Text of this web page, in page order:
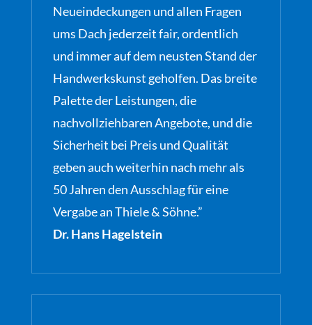
Neueindeckungen und allen Fragen
ums Dach jederzeit fair, ordentlich
und immer auf dem neusten Stand der
Handwerkskunst geholfen. Das breite
Palette der Leistungen, die
nachvollziehbaren Angebote, und die
Sicherheit bei Preis und Qualität
geben auch weiterhin nach mehr als
50 Jahren den Ausschlag für eine
Vergabe an Thiele & Söhne.”
Dr. Hans Hagelstein